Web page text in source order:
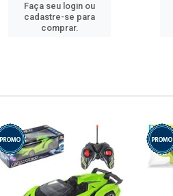
Faça seu login ou
cadastre-se para
comprar.